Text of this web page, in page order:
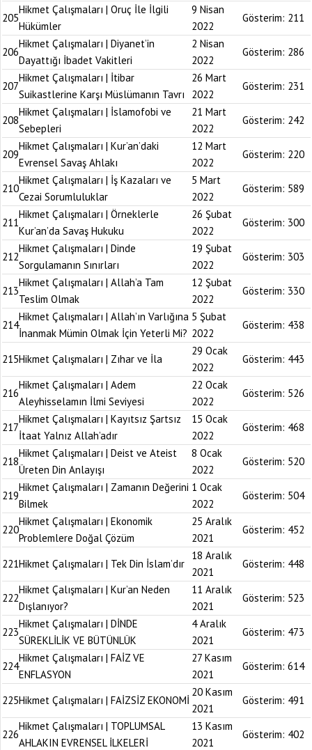
205
Hikmet Çalışmaları | Oruç İle İlgili
Hükümler
9 Nisan
2022
Gösterim: 211
206
Hikmet Çalışmaları | Diyanet’in
Dayattığı İbadet Vakitleri
2 Nisan
2022
Gösterim: 286
207
Hikmet Çalışmaları | İtibar
Suikastlerine Karşı Müslümanın Tavrı
26 Mart
2022
Gösterim: 231
208
Hikmet Çalışmaları | İslamofobi ve
Sebepleri
21 Mart
2022
Gösterim: 242
209
Hikmet Çalışmaları | Kur’an’daki
Evrensel Savaş Ahlakı
12 Mart
2022
Gösterim: 220
210
Hikmet Çalışmaları | İş Kazaları ve
Cezai Sorumluluklar
5 Mart
2022
Gösterim: 589
211
Hikmet Çalışmaları | Örneklerle
Kur’an’da Savaş Hukuku
26 Şubat
2022
Gösterim: 300
212
Hikmet Çalışmaları | Dinde
Sorgulamanın Sınırları
19 Şubat
2022
Gösterim: 303
213
Hikmet Çalışmaları | Allah’a Tam
Teslim Olmak
12 Şubat
2022
Gösterim: 330
214
Hikmet Çalışmaları | Allah’ın Varlığına
İnanmak Mümin Olmak İçin Yeterli Mi?
5 Şubat
2022
Gösterim: 438
215Hikmet Çalışmaları | Zıhar ve İla
29 Ocak
2022
Gösterim: 443
216
Hikmet Çalışmaları | Adem
Aleyhisselamın İlmi Seviyesi
22 Ocak
2022
Gösterim: 526
217
Hikmet Çalışmaları | Kayıtsız Şartsız
İtaat Yalnız Allah’adır
15 Ocak
2022
Gösterim: 468
218
Hikmet Çalışmaları | Deist ve Ateist
Üreten Din Anlayışı
8 Ocak
2022
Gösterim: 520
219
Hikmet Çalışmaları | Zamanın Değerini
Bilmek
1 Ocak
2022
Gösterim: 504
220
Hikmet Çalışmaları | Ekonomik
Problemlere Doğal Çözüm
25 Aralık
2021
Gösterim: 452
221Hikmet Çalışmaları | Tek Din İslam’dır
18 Aralık
2021
Gösterim: 448
222
Hikmet Çalışmaları | Kur’an Neden
Dışlanıyor?
11 Aralık
2021
Gösterim: 523
223
Hikmet Çalışmaları | DİNDE
SÜREKLİLİK VE BÜTÜNLÜK
4 Aralık
2021
Gösterim: 473
224
Hikmet Çalışmaları | FAİZ VE
ENFLASYON
27 Kasım
2021
Gösterim: 614
225Hikmet Çalışmaları | FAİZSİZ EKONOMİ
20 Kasım
2021
Gösterim: 491
226
Hikmet Çalışmaları | TOPLUMSAL
AHLAKIN EVRENSEL İLKELERİ
13 Kasım
2021
Gösterim: 402